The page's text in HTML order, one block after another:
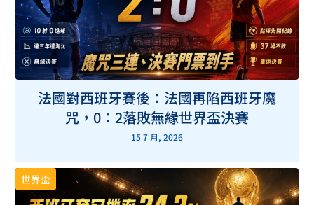
法國對西班牙賽後：法國再陷西班牙魔
咒，0：2落敗無緣世界盃決賽
15 7 月, 2026
世界盃